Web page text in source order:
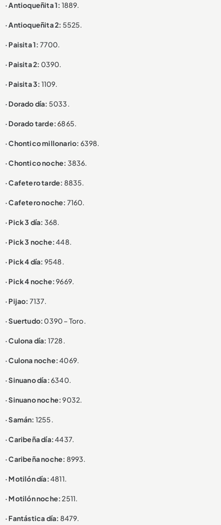
· Antioqueñita 1: 1889.
· Antioqueñita 2: 5525.
· Paisita 1: 7700.
· Paisita 2: 0390.
· Paisita 3: 1109.
· Dorado día: 5033.
· Dorado tarde:6865.
· Chontico millonario: 6398.
· Chontico noche: 3836.
· Cafetero tarde: 8835.
· Cafetero noche: 7160.
· Pick 3 día: 368.
· Pick 3 noche:448.
· Pick 4 día: 9548.
· Pick 4 noche:9669.
· Pijao: 7137.
· Suertudo: 0390 – Toro.
· Culona día: 1728.
· Culona noche:4069.
· Sinuano día:6340.
· Sinuano noche:9032.
· Samán: 1255.
· Caribeña día:4437.
· Caribeña noche: 8993.
· Motilón día:4811.
· Motilón noche: 2511.
· Fantástica día: 8479.